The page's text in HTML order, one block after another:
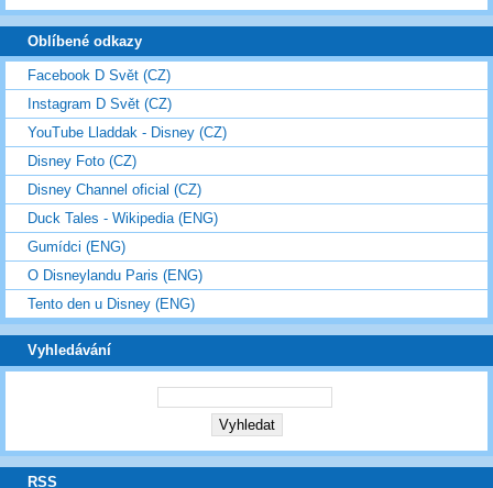
Oblíbené odkazy
Facebook D Svět (CZ)
Instagram D Svět (CZ)
YouTube Lladdak - Disney (CZ)
Disney Foto (CZ)
Disney Channel oficial (CZ)
Duck Tales - Wikipedia (ENG)
Gumídci (ENG)
O Disneylandu Paris (ENG)
Tento den u Disney (ENG)
Vyhledávání
RSS